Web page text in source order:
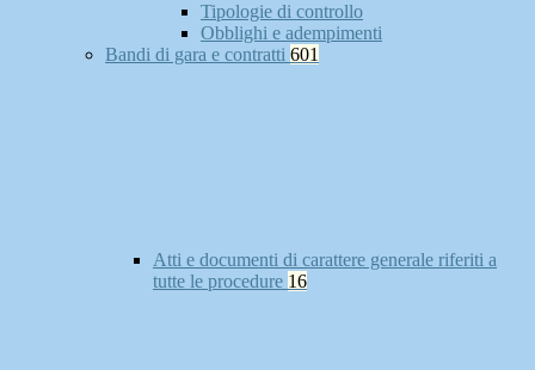
Tipologie di controllo
Obblighi e adempimenti
Bandi di gara e contratti 601
Atti e documenti di carattere generale riferiti a
tutte le procedure 16